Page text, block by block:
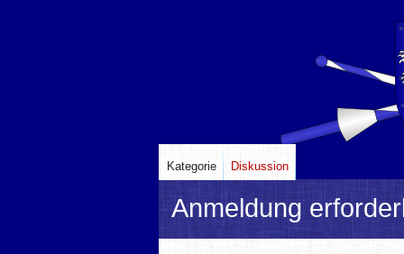
Anmeldung
Kategorie Diskussion